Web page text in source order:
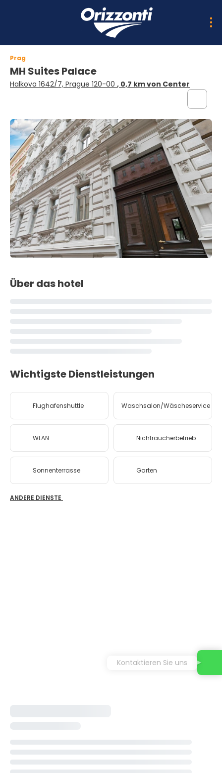
Prag
MH Suites Palace
Halkova 1642/7, Prague 120-00 , 0,7 km von Center
Über das hotel
Wichtigste Dienstleistungen
Flughafenshuttle Waschsalon/Wäscheservice
WLAN Nichtraucherbetrieb
Sonnenterrasse Garten
ANDERE DIENSTE
Kontaktieren Sie uns